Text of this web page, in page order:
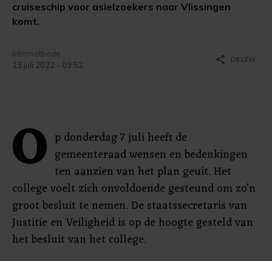
cruiseschip voor asielzoekers naar Vlissingen
komt.
Internetbode
13 juli 2022 - 09:52
share DELEN
O p donderdag 7 juli heeft de
gemeenteraad wensen en bedenkingen
ten aanzien van het plan geuit. Het
college voelt zich onvoldoende gesteund om zo’n
groot besluit te nemen. De staatssecretaris van
Justitie en Veiligheid is op de hoogte gesteld van
het besluit van het college.